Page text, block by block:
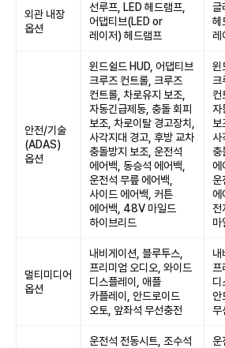
외관 내장
옵션
선루프, LED 헤드램프,
어댑티브(LED or
레이저) 헤드램프
글
헤
레
안전/기술
(ADAS)
옵션
윈드쉴드 HUD, 어댑티브
크루즈 컨트롤, 크루즈
컨트롤, 차로유지 보조,
자동긴급제동, 충돌 회피
보조, 차로이탈 경고장치,
사각지대 경고, 후방 교차
충돌방지 보조, 운전석
에어백, 동승석 에어백,
운전석 무릎 에어백,
사이드 에어백, 커튼
에어백, 48V 마일드
하이브리드
윈
크
컨
자
보
사
충
에
운
에
전
마
멀티미디어
옵션
내비게이션, 블루투스,
프리미엄 오디오, 와이드
디스플레이, 애플
카플레이, 안드로이드
오토, 앞좌석 무선충전
내
프
디
안
무
운전석 전동시트, 조수석
운